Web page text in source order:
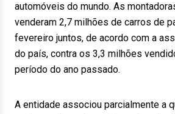
automóveis do mundo. As
venderam 2,7 milhões de carros de
fevereiro juntos, de acordo com a
do país, contra os 3,3 milhões
período do ano passado.
A entidade associou parcialmente a